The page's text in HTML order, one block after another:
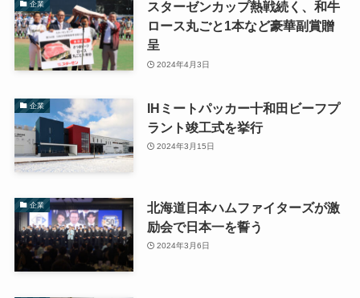
企業
スターゼンカップ熱戦続く、和牛
ロース丸ごと1本など豪華副賞贈
呈
2024年4月3日
企業
IHミートパッカー十和田ビーフプ
ラント竣工式を挙行
2024年3月15日
企業
北海道日本ハムファイターズが激
励会で日本一を誓う
2024年3月6日